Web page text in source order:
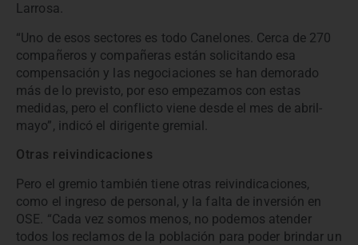
Larrosa.
“Uno de esos sectores es todo Canelones. Cerca de 270
compañeros y compañeras están solicitando esa
compensación y las negociaciones se han demorado
más de lo previsto, por eso empezamos con estas
medidas, pero el conflicto viene desde el mes de abril-
mayo”, indicó el dirigente gremial.
Otras reivindicaciones
Pero el gremio también tiene otras reivindicaciones,
como el ingreso de personal, y la falta de inversión en
OSE. “Cada vez somos menos, no podemos atender
todos los reclamos de la población para poder brindar un